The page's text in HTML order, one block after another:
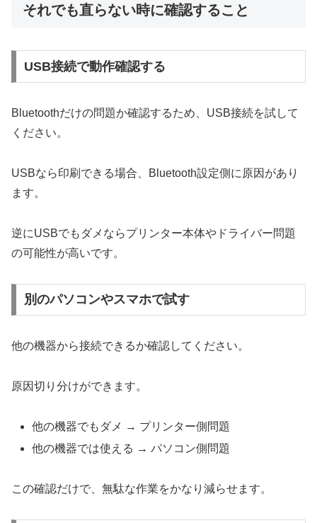
それでも直らない時に確認すること
USB接続で動作確認する
Bluetoothだけの問題か確認するため、USB接続を試して
ください。
USBなら印刷できる場合、Bluetooth設定側に原因があり
ます。
逆にUSBでもダメならプリンター本体やドライバー問題
の可能性が高いです。
別のパソコンやスマホで試す
他の機器から接続できるか確認してください。
原因切り分けができます。
他の機器でもダメ → プリンター側問題
他の機器では使える → パソコン側問題
この確認だけで、無駄な作業をかなり減らせます。